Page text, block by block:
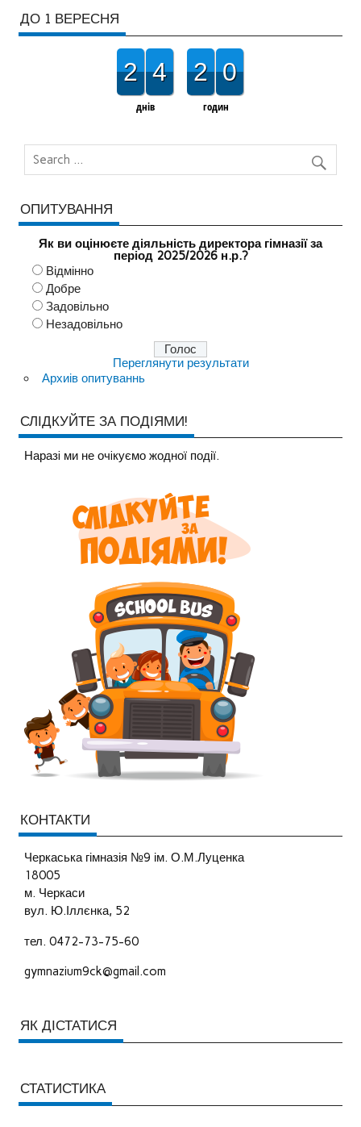
ДО 1 ВЕРЕСНЯ
2 4
днів
2 0
годин
ОПИТУВАННЯ
Як ви оцінюєте діяльність директора гімназії за
період 2025/2026 н.р.?
Відмінно
Добре
Задовільно
Незадовільно
Переглянути результати
Архиів опитуваннь
СЛІДКУЙТЕ ЗА ПОДІЯМИ!
Наразi ми не очiкуємо жодної події.
КОНТАКТИ
Черкаська гімназія №9 ім. О.М.Луценка
18005
м. Черкаси
вул. Ю.Іллєнка, 52
тел. 0472-73-75-60
gymnazium9ck@gmail.com
ЯК ДІСТАТИСЯ
СТАТИСТИКА